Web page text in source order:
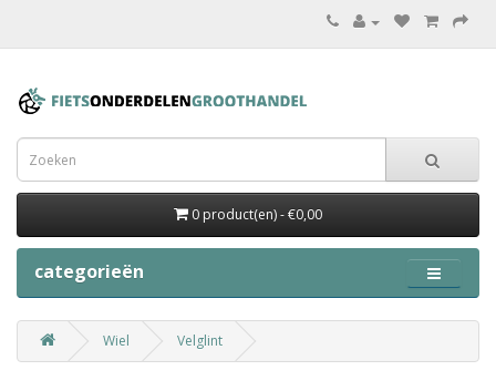
0 product(en) - €0,00
categorieën
Wiel Velglint